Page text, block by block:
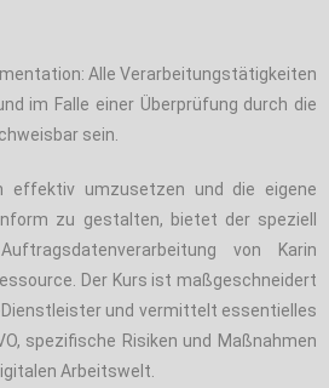
Alle Verarbeitungstätigkeiten
im Falle einer Überprüfung durch die
sein.
effektiv umzusetzen und die eigene
zu gestalten, bietet der speziell
von Karin
Der Kurs ist maßgeschneidert
Dienstleister und vermittelt essentielles
spezifische Risiken und Maßnahmen
Arbeitswelt.